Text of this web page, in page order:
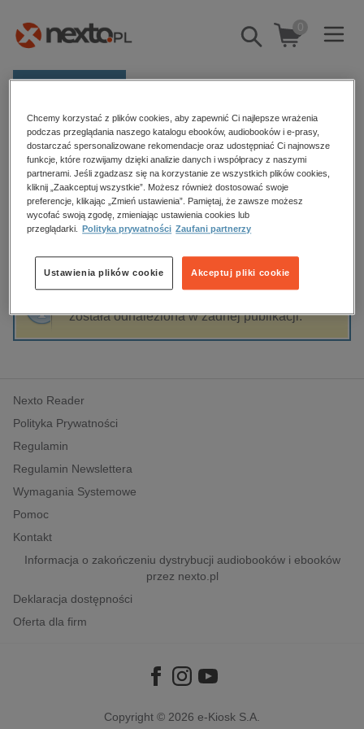
Pokaż/schowaj
wyszukiwarkę
0
Kategorie
Zobacz wszystkie E-prasa
budownictwo, aranżacja wnętrz
biznesowe, branżowe, gospodarka
dzienniki
edukacja
hobby, sport, rozrywka
komputery, internet, technologie, informatyka
polityka, społeczno-informacyjne
psychologiczne
inne
popularno-naukowe
historia
Strona główna Algernon Bertram Mitford
Algernon Bertram Mitford
Sortowanie Filtrowanie
została odnaleziona w żadnej publikacji.
Nexto Reader
Polityka Prywatności
Regulamin
Regulamin Newslettera
Wymagania Systemowe
Pomoc
Kontakt
Informacja o zakończeniu dystrybucji audiobooków i ebooków
przez nexto.pl
Deklaracja dostępności
Oferta dla firm
Copyright © 2026 e-Kiosk S.A.
Chcemy korzystać z plików cookies, aby zapewnić Ci najlepsze wrażenia
podczas przeglądania naszego katalogu ebooków, audiobooków i e-prasy,
dostarczać spersonalizowane rekomendacje oraz udostępniać Ci najnowsze
funkcje, które rozwijamy dzięki analizie danych i współpracy z naszymi
partnerami. Jeśli zgadzasz się na korzystanie ze wszystkich plików cookies,
kliknij „Zaakceptuj wszystkie”. Możesz również dostosować swoje
preferencje, klikając „Zmień ustawienia”. Pamiętaj, że zawsze możesz
wycofać swoją zgodę, zmieniając ustawienia cookies lub
przeglądarki.
Polityka prywatności Zaufani partnerzy
Akceptuj pliki cookie
Ustawienia plików cookie